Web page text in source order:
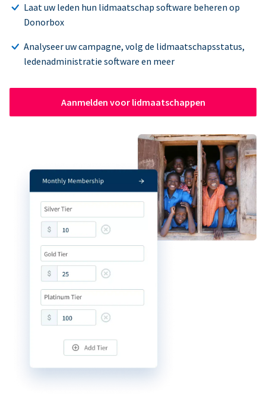
Laat uw leden hun lidmaatschap software beheren op
Donorbox
Analyseer uw campagne, volg de lidmaatschapsstatus,
ledenadministratie software en meer
Aanmelden voor lidmaatschappen